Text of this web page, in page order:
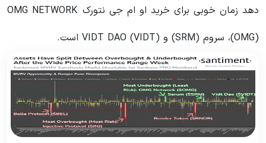
دهد زمان خوبی برای خرید او ام جی نتورک OMG NETWORK
(OMG)، سروم (SRM) و VIDT DAO (VIDT) است.